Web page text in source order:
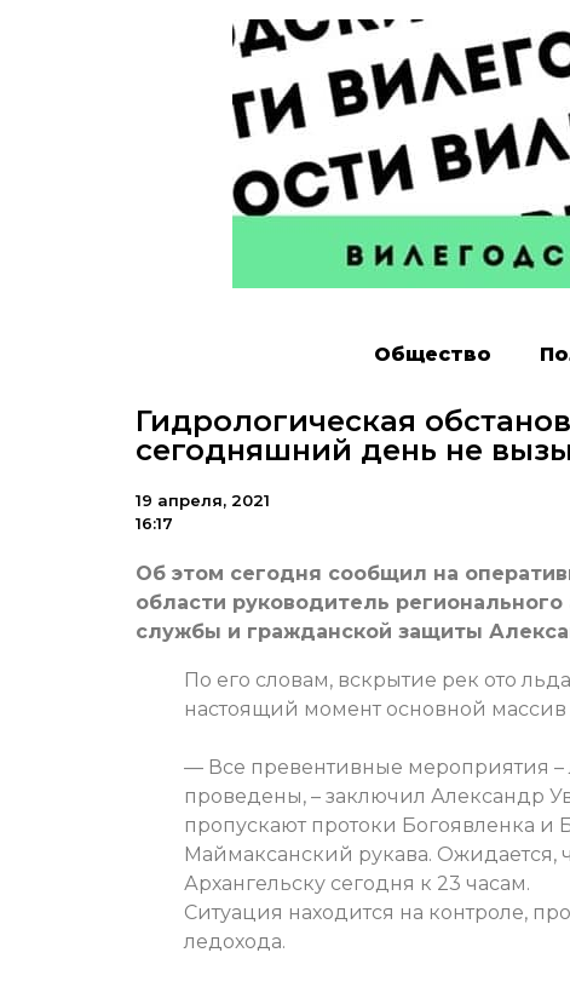
Общество
Гидрологическая
сегодняшний день не
19 апреля, 2021
16:17
Об этом сегодня сообщил на
области руководитель
службы и гражданской защиты
По его словам, вскрытие рек ото
настоящий момент основной массив
— Все превентивные мероприятия
проведены, – заключил Александр
пропускают протоки Богоявленка и
Маймаксанский рукава. Ожидается,
Архангельску сегодня к 23 часам.
Ситуация находится на контроле,
ледохода.